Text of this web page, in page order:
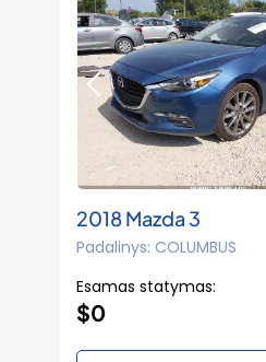
2018 Mazda 3
Padalinys: COLUMBUS
Esamas statymas:
$0